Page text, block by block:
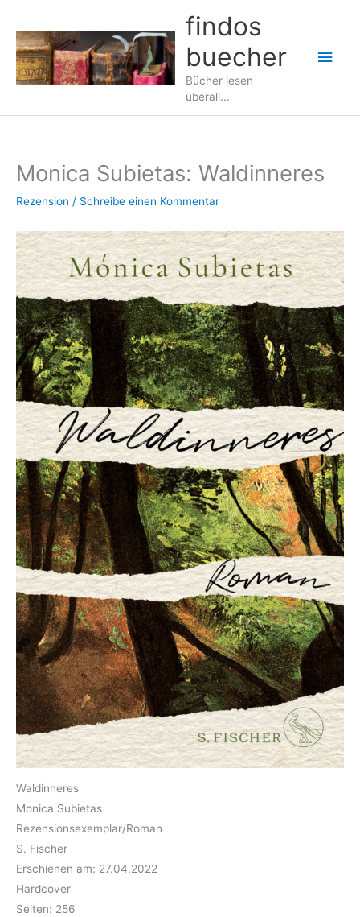
Inhalt
springen
findos
buecher
Bücher lesen
überall...
Monica Subietas: Waldinneres
Rezension / Schreibe einen Kommentar
Waldinneres
Monica Subietas
Rezensionsexemplar/Roman
S. Fischer
Erschienen am: 27.04.2022
Hardcover
Seiten: 256